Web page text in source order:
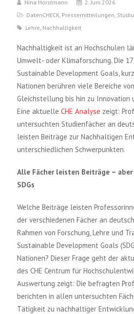
Nina Horstmann
2. Juni 2026
DatenCHECK Pressemitteilungen
Lehre Nachhaltigkeit
Nachhaltigkeit ist an Hochschulen
Umwelt- oder Klimaforschung. Die
Sustainable Development Goals,
Nationen berühren viele Bereiche
Gleichstellung bis hin zu Innovation
Eine aktuelle CHE Analyse zeigt:
untersuchten Studienfächer an
leisten Beiträge zur Nachhaltigen
unterschiedlichen Schwerpunkten.
Alle Fächer leisten Beiträge –
SDGs
Welche Beiträge leisten
der verschiedenen Fächer an
Rahmen von Forschung, Lehre und
Sustainable Development Goals
Nationen? Dieser Frage geht der
des CHE Centrum für
Auswertung zeigt: Die befragten
berichten in allen untersuchten
Tätigkeit zu nachhaltiger